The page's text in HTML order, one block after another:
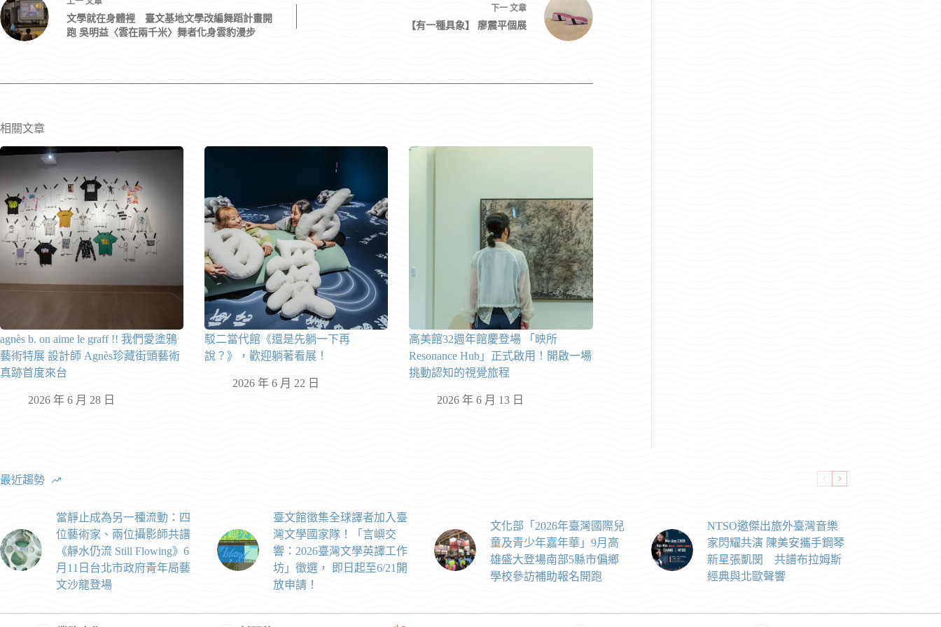
文學就在身體裡 臺文基地文學改編舞蹈計畫開
跑 吳明益〈雲在兩千米〉舞者化身雲豹漫步
下一 文章
【有一種具象‬】 廖震平個展
相關文章
agnès b. on aime le graff !! 我們愛塗鴉
藝術特展 設計師 Agnès珍藏街頭藝術
真跡首度來台
2026 年 6 月 28 日
駁二當代館《還是先躺一下再
說？》，歡迎躺著看展！
2026 年 6 月 22 日
高美館32週年館慶登場 「映所
Resonance Hub」正式啟用！開啟一場
挑動認知的視覺旅程
2026 年 6 月 13 日
最近趨勢
當靜止成為另一種流動：四
位藝術家、兩位攝影師共譜
《靜水仍流 Still Flowing》6
月11日台北市政府青年局藝
文沙龍登場
臺文館徵集全球譯者加入臺
灣文學國家隊！「言嶼交
響：2026臺灣文學英譯工作
坊」徵選， 即日起至6/21開
放申請！
文化部「2026年臺灣國際兒
童及青少年嘉年華」9月高
雄盛大登場南部5縣市偏鄉
學校參訪補助報名開跑
NTSO邀傑出旅外臺灣音樂
家閃耀共演 陳美安攜手鋼琴
新星張凱閔 共譜布拉姆斯
經典與北歐聲響